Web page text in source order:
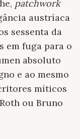
patchwork
austríaca
sessenta da
em fuga para o
absoluto
e ao mesmo
míticos
ou Bruno